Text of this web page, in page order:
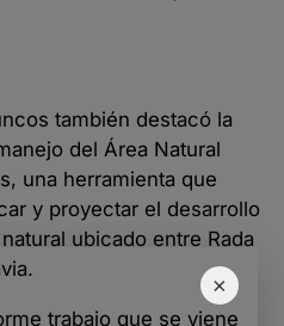
×
también destacó la
del Área Natural
una herramienta que
y proyectar el desarrollo
ubicado entre Rada
trabajo que se viene